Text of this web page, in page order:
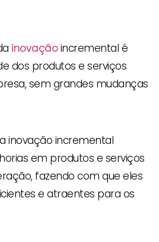
inovaçãoincremental é
dos produtos e serviços
sem grandes mudanças
inovação incremental
em produtos e serviços
fazendo com que eles
e atraentes para os